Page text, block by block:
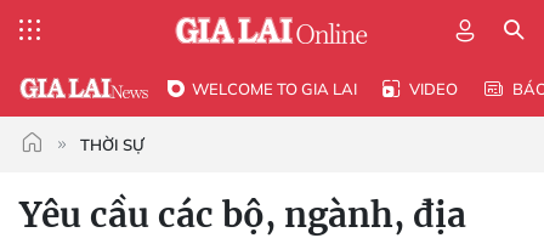
WELCOME TO GIA LAI VIDEO
THỜI SỰ
Yêu cầu các bộ, ngành, địa